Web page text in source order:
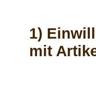
1)
mit